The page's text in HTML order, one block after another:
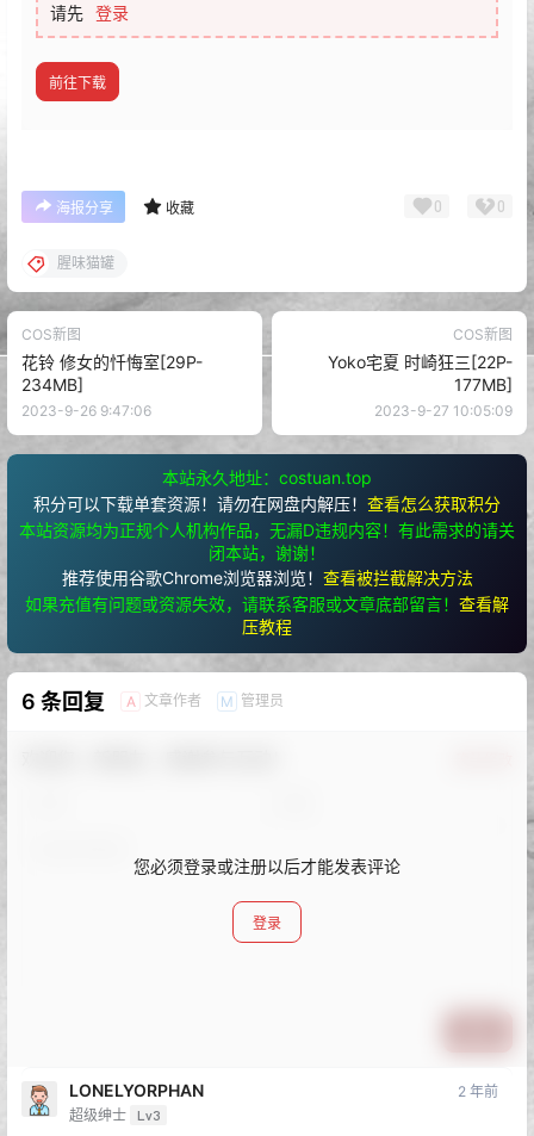
请先 登录
前往下载
海报分享 收藏 0 0
腥味猫罐
COS新图
花铃 修女的忏悔室[29P-
234MB]
2023-9-26 9:47:06
COS新图
Yoko宅夏 时崎狂三[22P-
177MB]
2023-9-27 10:05:09
本站永久地址：costuan.top
积分可以下载单套资源！请勿在网盘内解压！ 查看怎么获取积分
本站资源均为正规个人机构作品，无漏D违规内容！有此需求的请关
闭本站，谢谢！
推荐使用谷歌Chrome浏览器浏览！ 查看被拦截解决方法
如果充值有问题或资源失效，请联系客服或文章底部留言！ 查看解
压教程
6 条回复 A 文章作者 M 管理员
您必须登录或注册以后才能发表评论
登录
LONELYORPHAN
超级绅士 Lv3
2 年前